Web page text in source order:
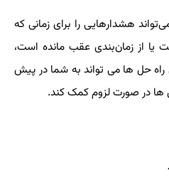
هشدارهایی را برای زمانی که
از زمان‌بندی عقب مانده است،
راه حل ها می تواند به شما در پیش
ها در صورت لزوم کمک کند.